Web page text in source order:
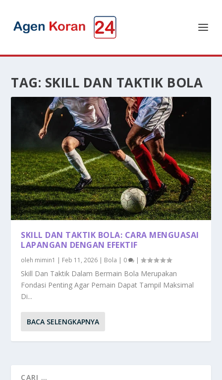
TAG: SKILL DAN TAKTIK BOLA
SKILL DAN TAKTIK BOLA: CARA MENGUASAI
LAPANGAN DENGAN EFEKTIF
oleh mimin1 | Feb 11, 2026 | Bola | 0 |
Skill Dan Taktik Dalam Bermain Bola Merupakan
Fondasi Penting Agar Pemain Dapat Tampil Maksimal
Di...
BACA SELENGKAPNYA